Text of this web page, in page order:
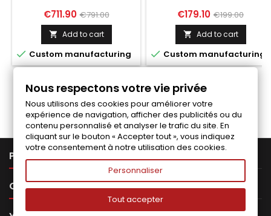
Price
€711.90 Regular
price
€791.00
 Add to cart
 Custom manufacturing
Price
€179.10 Regular
price
€199.00
 Add to cart
 Custom manufacturing
Follow us on Facebook
PRODUCTS
OUR COMPANY 
Nous respectons votre vie privée
Nous utilisons des cookies pour améliorer votre
expérience de navigation, afficher des publicités ou du
contenu personnalisé et analyser le trafic du site. En
cliquant sur le bouton « Accepter tout », vous indiquez
votre consentement à notre utilisation des cookies.
Personnaliser
Tout accepter